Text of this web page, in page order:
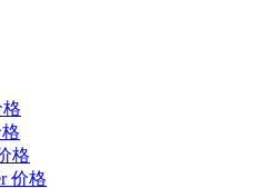
格
价格